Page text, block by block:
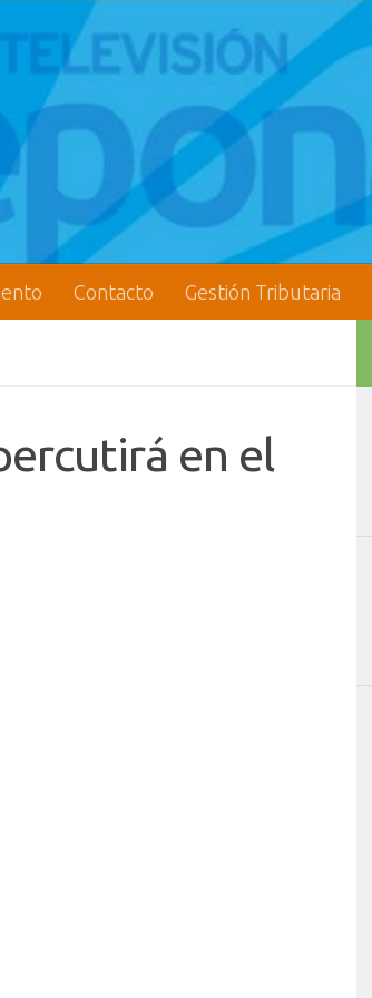
Contacto Gestión Tributaria
en el